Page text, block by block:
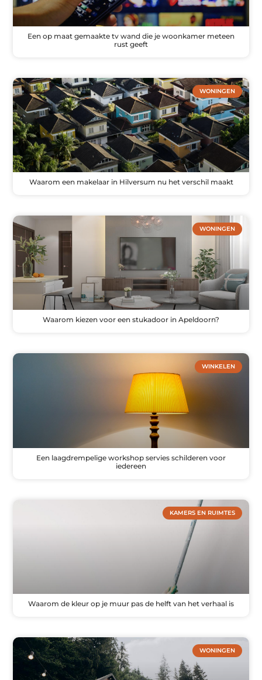
Een op maat gemaakte tv wand die je woonkamer meteen
rust geeft
WONINGEN
Waarom een makelaar in Hilversum nu het verschil maakt
WONINGEN
Waarom kiezen voor een stukadoor in Apeldoorn?
WINKELEN
Een laagdrempelige workshop servies schilderen voor
iedereen
KAMERS EN RUIMTES
Waarom de kleur op je muur pas de helft van het verhaal is
WONINGEN